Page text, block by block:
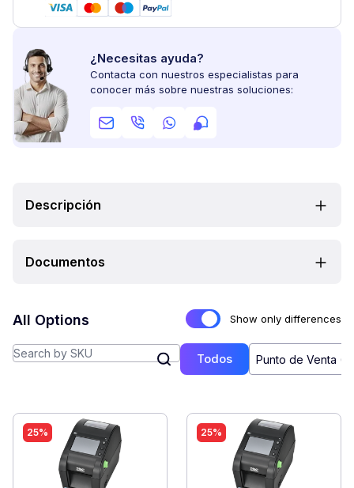
¿Necesitas ayuda?
Contacta con nuestros especialistas para
conocer más sobre nuestras soluciones:
Descripción
Documentos
Show only differences
All Options
Todos Punto de Venta (2)
25% 25%